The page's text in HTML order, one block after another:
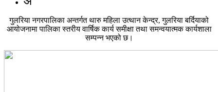
गुलरिया नगरपालिका अन्तर्गत थारु महिला उत्थान केन्द्र, गुलरिया बर्दियाको
आयोजनामा पालिका स्तरीय वार्षिक कार्य समीक्षा तथा समन्वयात्मक कार्यशाला
सम्पन्न भएको छ।